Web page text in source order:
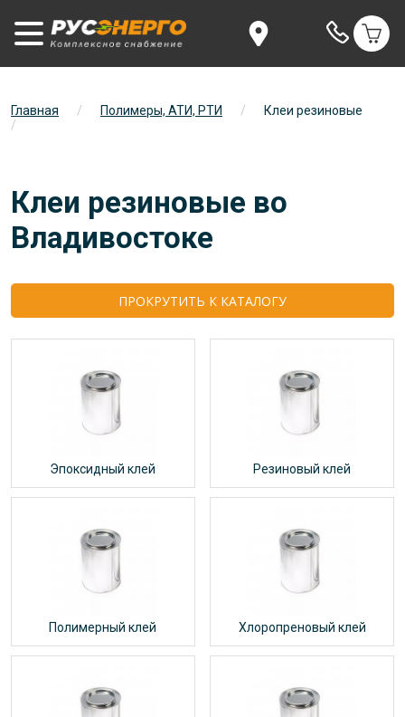
Главная / Полимеры, АТИ, РТИ /
Клеи резиновые
/
Клеи резиновые во
Владивостоке
ПРОКРУТИТЬ К КАТАЛОГУ
Эпоксидный клей Резиновый клей
Полимерный клей Хлоропреновый клей